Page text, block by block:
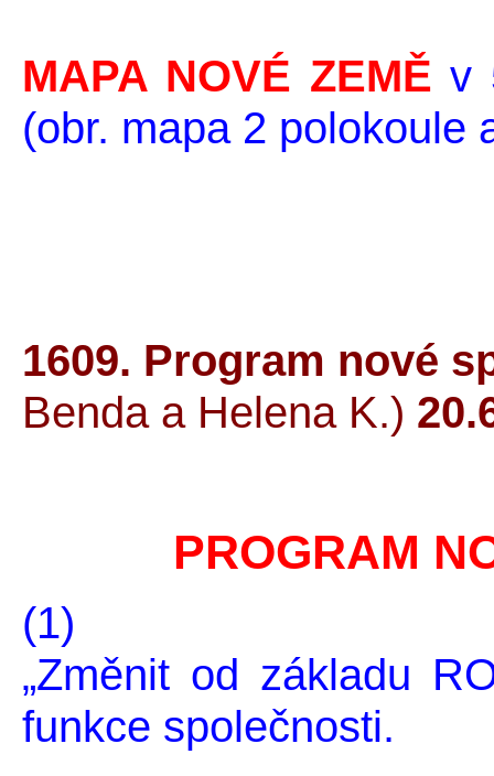
MAPA NOVÉ ZEMĚv
(obr. mapa 2 polokoule
1609. Program nové
Benda a Helena K.)
PROGRAM
(1)
„Změnit od základu
funkce společnosti.